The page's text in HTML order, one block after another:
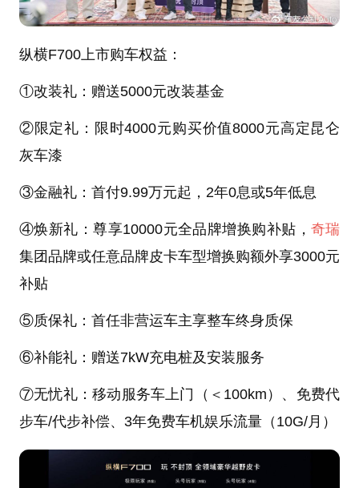
纵横F700上市购车权益：
①改装礼：赠送5000元改装基金
②限定礼：限时4000元购买价值8000元高定昆仑
灰车漆
③金融礼：首付9.99万元起，2年0息或5年低息
④焕新礼：尊享10000元全品牌增换购补贴，奇瑞
集团品牌或任意品牌皮卡车型增换购额外享3000元
补贴
⑤质保礼：首任非营运车主享整车终身质保
⑥补能礼：赠送7kW充电桩及安装服务
⑦无忧礼：移动服务车上门（＜100km）、免费代
步车/代步补偿、3年免费车机娱乐流量（10G/月）